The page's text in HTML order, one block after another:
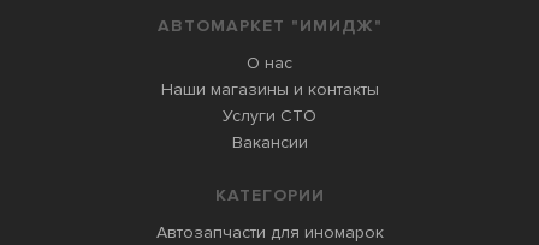
АВТОМАРКЕТ "ИМИДЖ"
О нас
Наши магазины и контакты
Услуги СТО
Вакансии
КАТЕГОРИИ
Автозапчасти для иномарок